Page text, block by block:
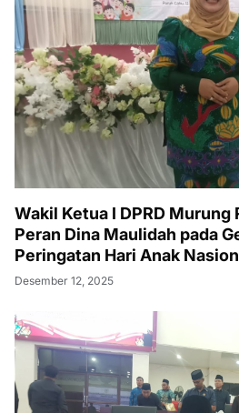
Wakil Ketua I DPRD Murung
Peran Dina Maulidah pada
Peringatan Hari Anak
Desember 12, 2025